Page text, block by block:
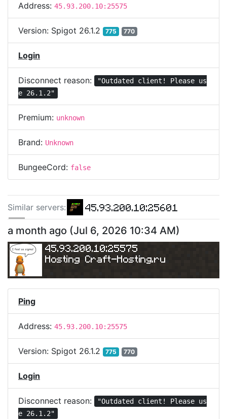
Address: 45.93.200.10:25575
Version: Spigot 26.1.2 775 770
Login
Disconnect reason:
"Outdated client! Please us
e 26.1.2"
Premium: unknown
Brand: Unknown
BungeeCord: false
Similar servers:
45.93.200.10:25601
45.93.200.10:25662
45.93.200.10:25634
45.93.200.10:25597
a month ago (Jul 6, 2026 10:34 AM)
45.93.200.10:25575
Hosting Craft-Hosting.ru
Ping
Address: 45.93.200.10:25575
Version: Spigot 26.1.2 775 770
Login
Disconnect reason:
"Outdated client! Please us
e 26.1.2"